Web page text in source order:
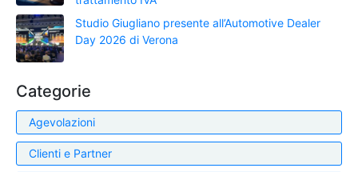
Studio Giugliano presente all’Automotive Dealer
Day 2026 di Verona
Categorie
Agevolazioni
Clienti e Partner